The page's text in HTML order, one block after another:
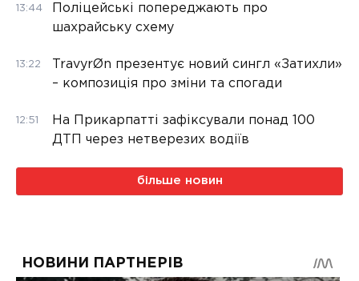
13:44
Поліцейські попереджають про
шахрайську схему
13:22
TravyrØn презентує новий сингл «Затихли»
– композиція про зміни та спогади
12:51
На Прикарпатті зафіксували понад 100
ДТП через нетверезих водіїв
більше новин